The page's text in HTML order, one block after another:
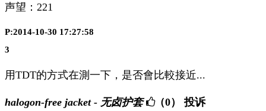
声望： 221
P:2014-10-30 17:27:58
3
用TDT的方式在測一下，是否會比較接近...
halogon-free jacket - 无卤护套 （0） 投诉